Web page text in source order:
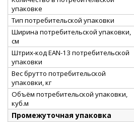
упаковке
Тип потребительской упаковки
Ширина потребительской упаковки,
см
Штрих-код EAN-13 потребительской
упаковки
Вес брутто потребительской
упаковки, кг
Объём потребительской упаковки,
куб.м
Промежуточная упаковка